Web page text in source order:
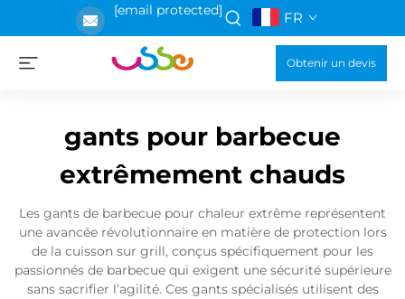
[email protected] FR
Obtenir un devis
gants pour barbecue
extrêmement chauds
Les gants de barbecue pour chaleur extrême représentent
une avancée révolutionnaire en matière de protection lors
de la cuisson sur grill, conçus spécifiquement pour les
passionnés de barbecue qui exigent une sécurité supérieure
sans sacrifier l’agilité. Ces gants spécialisés utilisent des